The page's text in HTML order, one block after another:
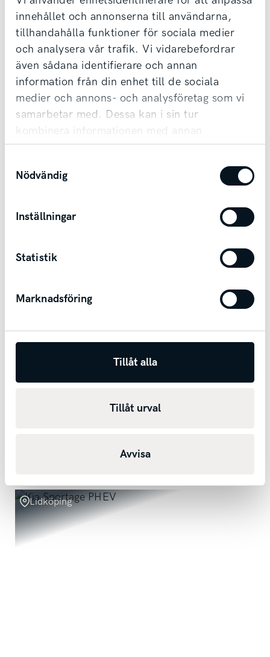
innehållet och annonserna till användarna,
tillhandahålla funktioner för sociala medier
och analysera vår trafik. Vi vidarebefordrar
även sådana identifierare och annan
information från din enhet till de sociala
medier och annons- och analysföretag som vi
samarbetar med. Dessa kan i sin tur
kombinera informationen med annan
information som du har tillhandahållit eller
som de har samlat in när du har använt deras
tjänster.
Nödvändig
Inställningar
Statistik
Marknadsföring
Tillåt alla
Tillåt urval
Avvisa
MEJLKONVERSATION!
Vi tar din bil i inbyte oavsett märke & ålder,
samt erbjuder förmånlig finansiering.
Möjlighet till transport finns vid affär.
Kontakta säljare
Andra bilar i Lidköping
Lidköping
Nissan Juke
Lidköping